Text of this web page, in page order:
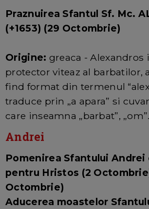
Praznuirea Sfantul Sf. Mc.
(+1653) (29 Octombrie)
Origine: greaca - Alexandros
protector viteaz al barbatilor,
find format din termenul
traduce prin „a apara” si
care inseamna „barbat”, „om”.
Andrei
Pomenirea Sfantului Andrei
pentru Hristos (2
Octombrie)
Aducerea moastelor